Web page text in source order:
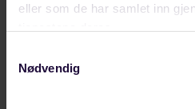
eller som de har samlet inn
Nødvendig
Gå til